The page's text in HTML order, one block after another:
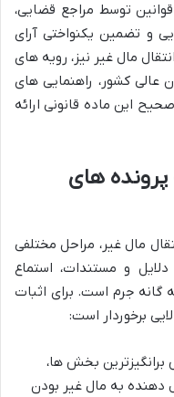
توسط مراجع قضایی،
و تضمین یکنواختی آرای
مال غیر نیز، رویه های
عالی کشور، راهنمایی های
این ماده قانونی ارائه
پرونده های
مال غیر، مراحل مختلفی
و مستندات، استماع
گانه جرم است. برای اثبات
برخوردار است:
برانگیزترین بخش ها،
دهنده به مال غیر بودن